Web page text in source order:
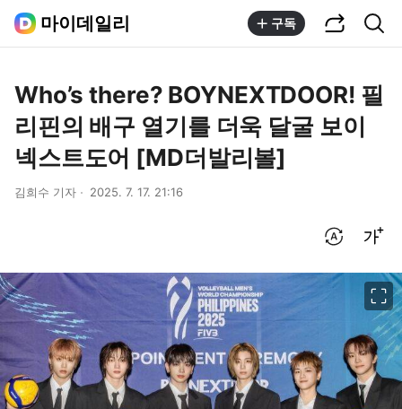
마이데일리 구독
Who’s there? BOYNEXTDOOR! 필
리핀의 배구 열기를 더욱 달굴 보이
넥스트도어 [MD더발리볼]
김희수 기자 2025. 7. 17. 21:16